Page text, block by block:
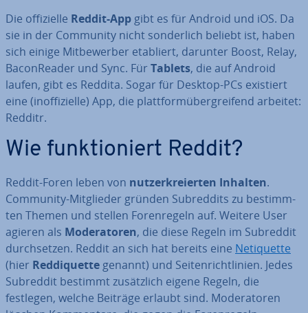
Die of­fi­zi­el­le Reddit-App gibt es für Android und iOS. Da
sie in der Community nicht son­der­lich beliebt ist, haben
sich einige Mit­be­wer­ber etabliert, darunter Boost, Relay,
Ba­con­Rea­der und Sync. Für Tablets, die auf Android
laufen, gibt es Reddita. Sogar für Desktop-PCs existiert
eine (in­of­fi­zi­el­le) App, die platt­form­über­grei­fend arbeitet:
Redditr.
Wie funk­tio­niert Reddit?
Reddit-Foren leben von nut­zer­kre­ierten Inhalten.
Community-Mit­glie­der gründen Subred­dits zu be­stimm­
ten Themen und stellen Fo­ren­re­geln auf. Weitere User
agieren als Mo­de­ra­to­ren, die diese Regeln im Subreddit
durch­set­zen. Reddit an sich hat bereits eine Ne­ti­quet­te
(hier Red­di­quet­te genannt) und Sei­ten­richt­li­ni­en. Jedes
Subreddit bestimmt zu­sätz­lich eigene Regeln, die
festlegen, welche Beiträge erlaubt sind. Mo­de­ra­to­ren